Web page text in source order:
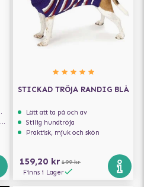
STICKAD TRÖJA RANDIG BLÅ
Lätt att ta på och av
Stilig hundtröja
Praktisk, mjuk och skön
159,20 kr 199 kr
Finns i Lager